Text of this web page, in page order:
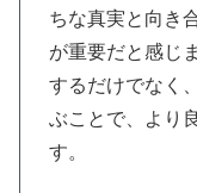
ちな真実と向き
が重要だと感じ
するだけでなく
ぶことで、より
す。